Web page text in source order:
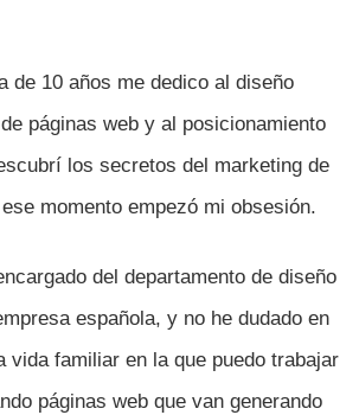
de 10 años me dedico al diseño
páginas web y al posicionamiento
los secretos del marketing de
momento empezó mi obsesión.
del departamento de diseño
española, y no he dudado en
vida familiar en la que puedo trabajar
páginas web que van generando